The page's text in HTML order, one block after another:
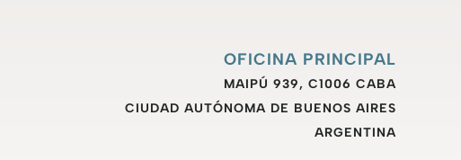
OFICINA PRINCIPAL
MAIPÚ 939, C1006 CABA
CIUDAD AUTÓNOMA DE BUENOS AIRES
ARGENTINA